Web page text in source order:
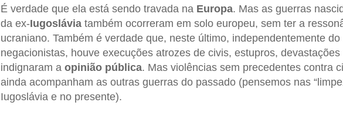
É verdade que ela está sendo travada na Europa. Mas as guerras
da ex-Iugosláviatambém ocorreram em solo europeu, sem ter a
ucraniano. Também é verdade que, neste último, independentemente
negacionistas, houve execuções atrozes de civis, estupros,
indignaram a opinião pública. Mas violências sem precedentes contra
ainda acompanham as outras guerras do passado (pensemos nas
Iugoslávia e no presente).